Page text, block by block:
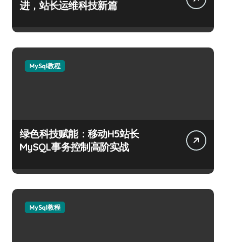
进，站长运维科技新篇
MySql教程
绿色科技赋能：移动H5站长
MySQL事务控制高阶实战
MySql教程